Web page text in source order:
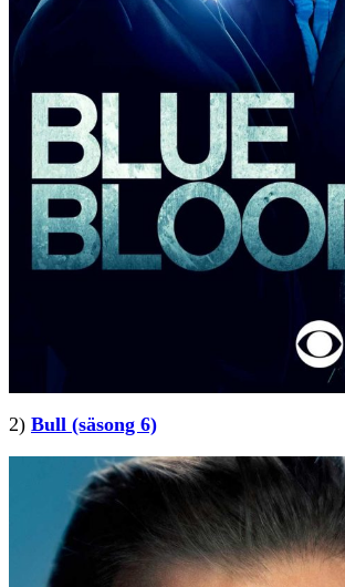
2) Bull (säsong 6)